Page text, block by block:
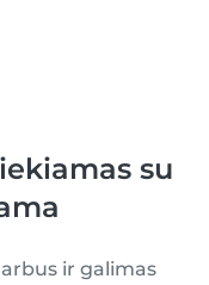
su
ir galimas